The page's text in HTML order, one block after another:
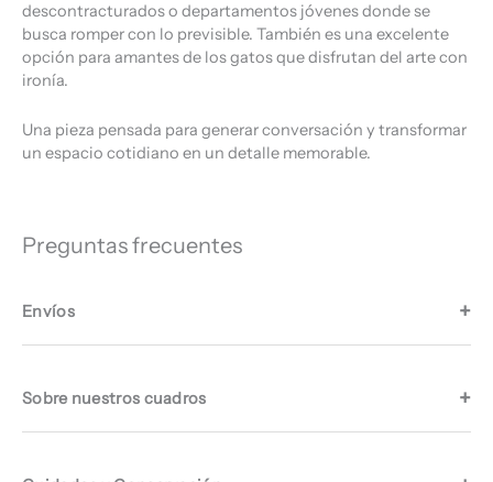
descontracturados o departamentos jóvenes donde se
busca romper con lo previsible. También es una excelente
opción para amantes de los gatos que disfrutan del arte con
ironía.
Una pieza pensada para generar conversación y transformar
un espacio cotidiano en un detalle memorable.
Preguntas frecuentes
Envíos
Sobre nuestros cuadros